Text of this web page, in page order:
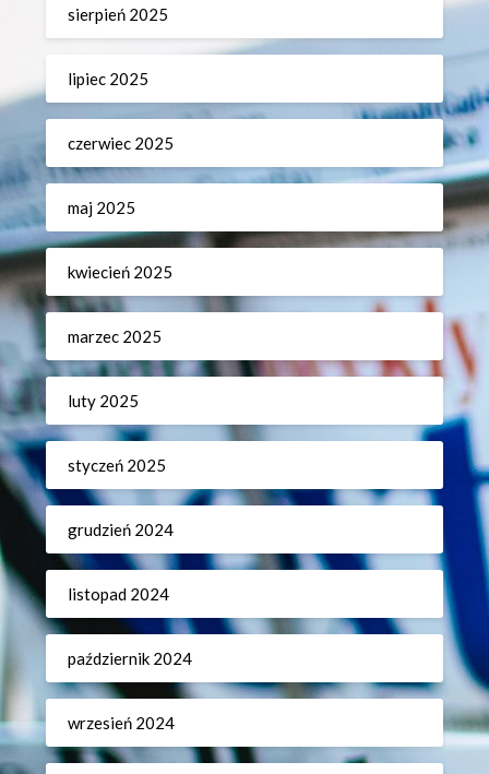
sierpień 2025
lipiec 2025
czerwiec 2025
maj 2025
kwiecień 2025
marzec 2025
luty 2025
styczeń 2025
grudzień 2024
listopad 2024
październik 2024
wrzesień 2024